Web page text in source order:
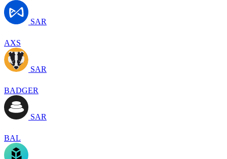
SAR
AXS
SAR
BADGER
SAR
BAL